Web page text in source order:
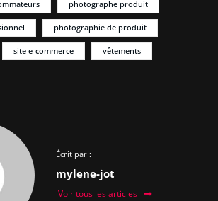
photographe produit
photographie de produit
site e-commerce vêtements
Écrit par :
mylene-jot
Voir tous les articles